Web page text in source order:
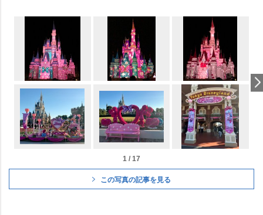
1 / 17
この写真の記事を見る